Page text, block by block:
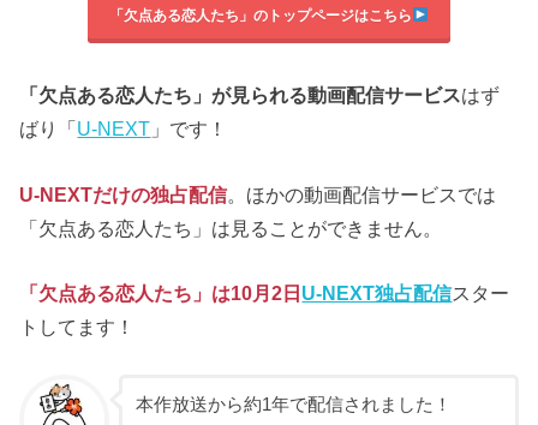
「欠点ある恋人たち」のトップページはこちら
「欠点ある恋人たち」が見られる動画配信サービスはず
ばり「 U-NEXT 」です！
U-NEXTだけの独占配信。ほかの動画配信サービスでは
「欠点ある恋人たち」は見ることができません。
「欠点ある恋人たち」は10月2日U-NEXT独占配信スター
トしてます！
本作放送から約1年で配信されました！